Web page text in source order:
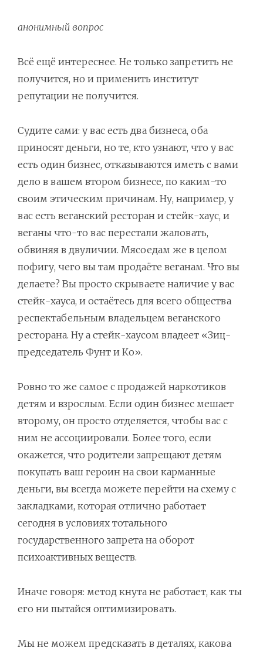
анонимный вопрос
Всё ещё интереснее. Не только запретить не
получится, но и применить институт
репутации не получится.
Судите сами: у вас есть два бизнеса, оба
приносят деньги, но те, кто узнают, что у вас
есть один бизнес, отказываются иметь с вами
дело в вашем втором бизнесе, по каким-то
своим этическим причинам. Ну, например, у
вас есть веганский ресторан и стейк-хаус, и
веганы что-то вас перестали жаловать,
обвиняя в двуличии. Мясоедам же в целом
пофигу, чего вы там продаёте веганам. Что вы
делаете? Вы просто скрываете наличие у вас
стейк-хауса, и остаётесь для всего общества
респектабельным владельцем веганского
ресторана. Ну а стейк-хаусом владеет «Зиц-
председатель Фунт и Ко».
Ровно то же самое с продажей наркотиков
детям и взрослым. Если один бизнес мешает
второму, он просто отделяется, чтобы вас с
ним не ассоциировали. Более того, если
окажется, что родители запрещают детям
покупать ваш героин на свои карманные
деньги, вы всегда можете перейти на схему с
закладками, которая отлично работает
сегодня в условиях тотального
государственного запрета на оборот
психоактивных веществ.
Иначе говоря: метод кнута не работает, как ты
его ни пытайся оптимизировать.
Мы не можем предсказать в деталях, какова